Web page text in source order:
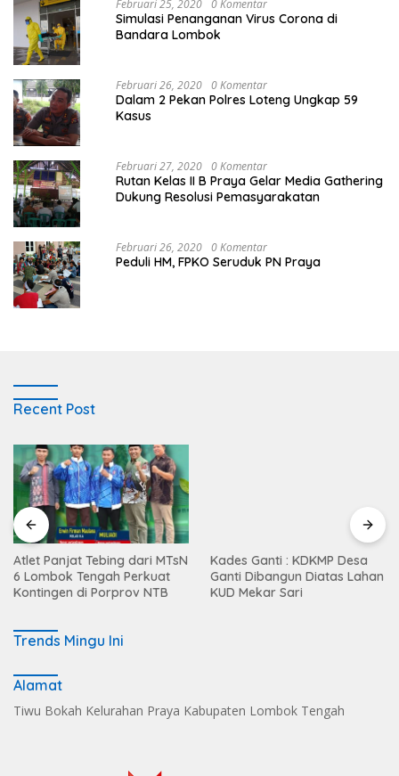
Februari 25, 2020 0 Komentar
Simulasi Penanganan Virus Corona di
Bandara Lombok
Februari 26, 2020 0 Komentar
Dalam 2 Pekan Polres Loteng Ungkap 59
Kasus
Februari 27, 2020 0 Komentar
Rutan Kelas II B Praya Gelar Media Gathering
Dukung Resolusi Pemasyarakatan
Februari 26, 2020 0 Komentar
Peduli HM, FPKO Seruduk PN Praya
Recent Post
Atlet Panjat Tebing dari MTsN
6 Lombok Tengah Perkuat
Kontingen di Porprov NTB
Kades Ganti : KDKMP Desa
Ganti Dibangun Diatas Lahan
KUD Mekar Sari
Trends Mingu Ini
Alamat
Tiwu Bokah Kelurahan Praya Kabupaten Lombok Tengah